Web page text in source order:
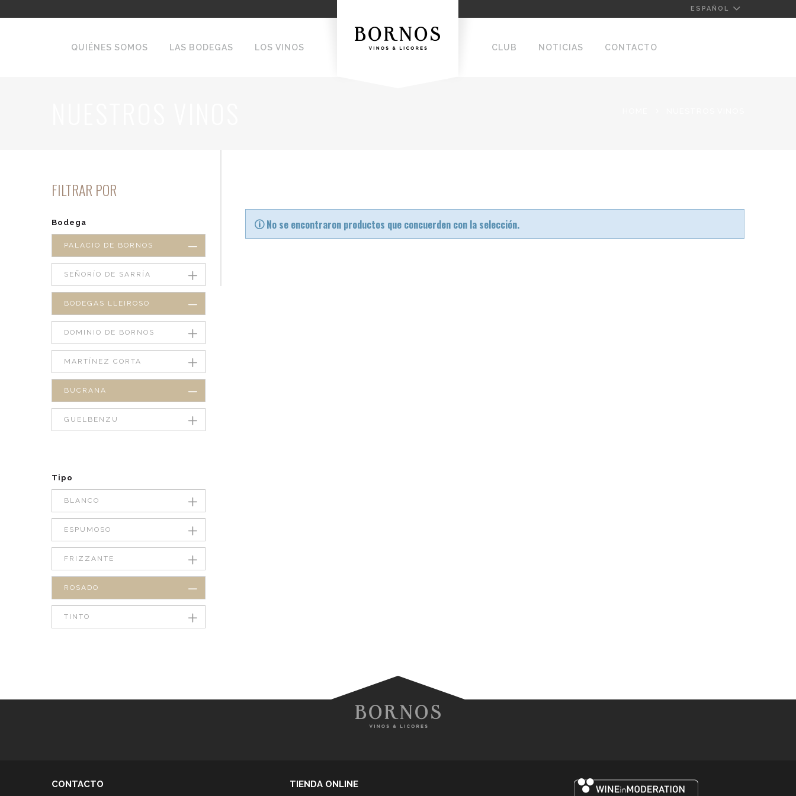
ESPAÑOL
QUIÉNES SOMOS LAS BODEGAS LOS VINOS CLUB NOTICIAS CONTACTO
No se encontraron productos que concuerden con la selección.
FILTRAR POR
Bodega
PALACIO DE BORNOS
SEÑORÍO DE SARRÍA
BODEGAS LLEIROSO
DOMINIO DE BORNOS
MARTÍNEZ CORTA
BUCRANA
GUELBENZU
Tipo
BLANCO
ESPUMOSO
FRIZZANTE
ROSADO
TINTO
CONTACTO TIENDA ONLINE